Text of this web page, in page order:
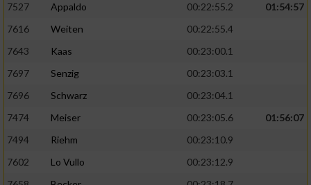
7527
Appaldo 00:22:55.2
01:54:57
7616
Weiten
00:22:55.4
7643
Kaas
00:23:00.1
7697
Senzig
00:23:03.1
7696
Schwarz
00:23:04.1
7474
Meiser 00:23:05.6
01:56:07
7494
Riehm
00:23:10.9
7602
Lo Vullo
00:23:12.9